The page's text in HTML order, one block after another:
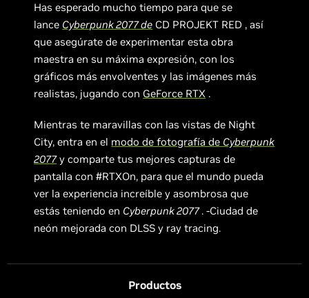
Has esperado mucho tiempo para que se
lance Cyberpunk 2077 de CD PROJEKT RED , así
que asegúrate de experimentar esta obra
maestra en su máxima expresión, con los
gráficos más envolventes y las imágenes más
realistas, jugando con GeForce RTX .
Mientras te maravillas con las vistas de Night
City, entra en el modo de fotografía de Cyberpunk
2077y comparte tus mejores capturas de
pantalla con #RTXOn, para que el mundo pueda
ver la experiencia increíble y asombrosa que
estás teniendo en Cyberpunk 2077. -Ciudad de
neón mejorada con DLSS y ray tracing.
Productos